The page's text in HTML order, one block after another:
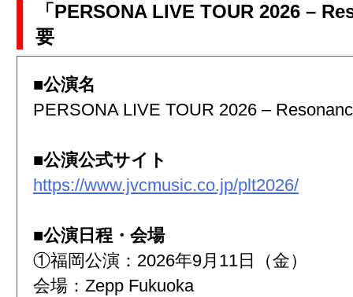
「PERSONA LIVE TOUR 2026 –
要
■公演名
PERSONA LIVE TOUR 2026 –
■公演公式サイト
https://www.jvcmusic.co.jp/plt2026/
■公演日程・会場
①福岡公演：2026年9月11日（金）
会場：Zepp Fukuoka